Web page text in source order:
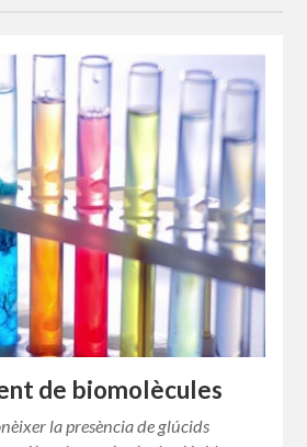
de biomolècules
la presència de glúcids